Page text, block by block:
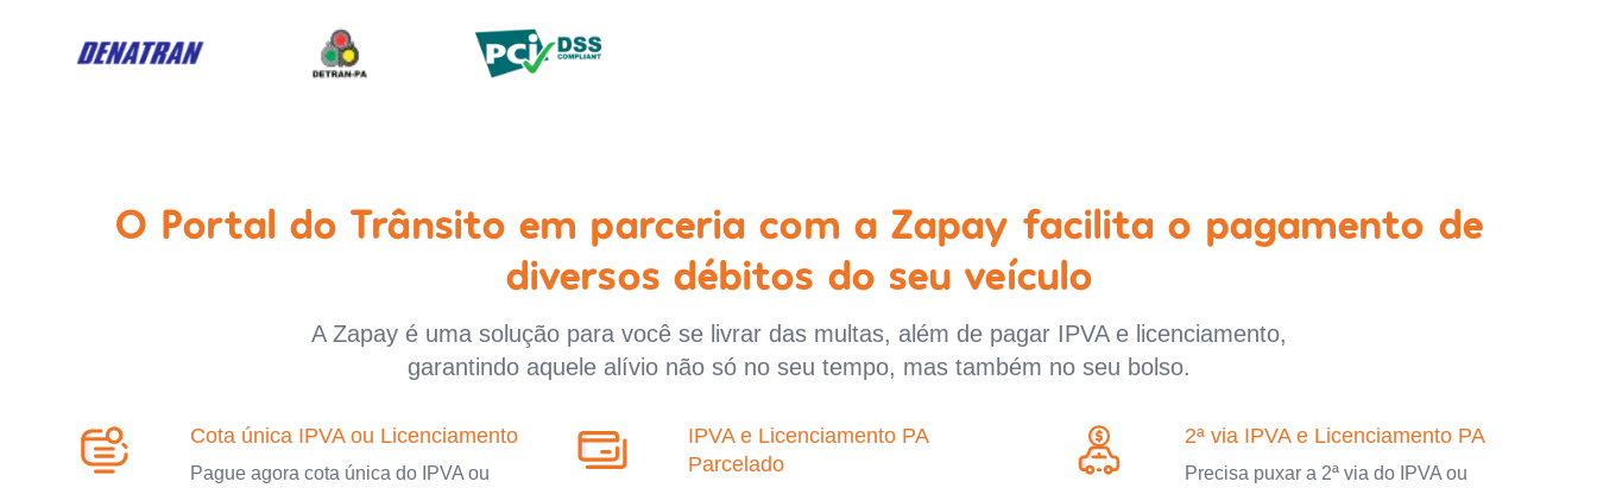
O Portal do Trânsito em parceria com a Zapay facilita o pagamento de
diversos débitos do seu veículo
A Zapay é uma solução para você se livrar das multas, além de pagar IPVA e licenciamento,
garantindo aquele alívio não só no seu tempo, mas também no seu bolso.
Cota única IPVA ou Licenciamento
Pague agora cota única do IPVA ou
IPVA e Licenciamento PA
Parcelado
2ª via IPVA e Licenciamento PA
Precisa puxar a 2ª via do IPVA ou